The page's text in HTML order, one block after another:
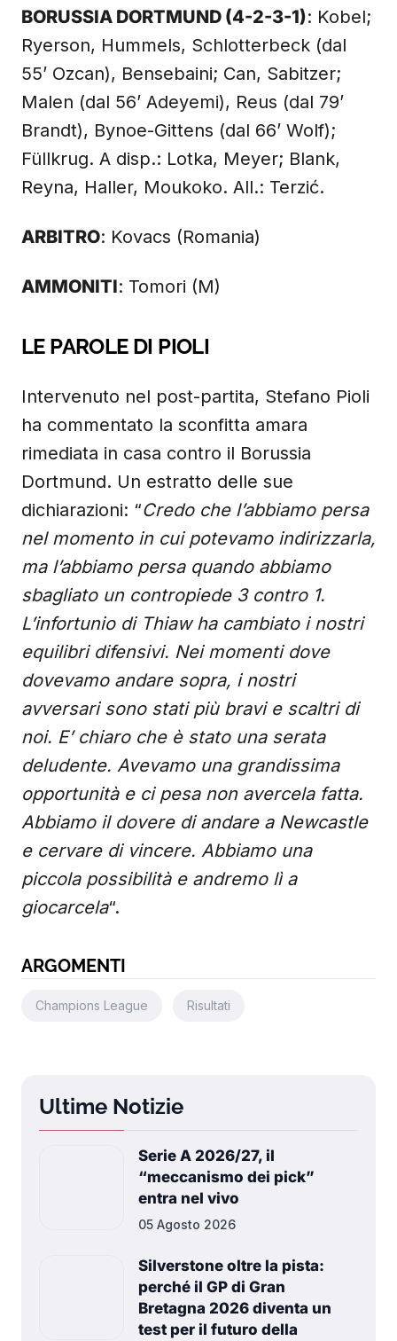
BORUSSIA DORTMUND (4-2-3-1): Kobel;
Ryerson, Hummels, Schlotterbeck (dal
55’ Ozcan), Bensebaini; Can, Sabitzer;
Malen (dal 56’ Adeyemi), Reus (dal 79’
Brandt), Bynoe-Gittens (dal 66’ Wolf);
Füllkrug. A disp.: Lotka, Meyer; Blank,
Reyna, Haller, Moukoko. All.: Terzić.
ARBITRO: Kovacs (Romania)
AMMONITI: Tomori (M)
LE PAROLE DI PIOLI
Intervenuto nel post-partita, Stefano Pioli
ha commentato la sconfitta amara
rimediata in casa contro il Borussia
Dortmund. Un estratto delle sue
dichiarazioni: “Credo che l’abbiamo persa
nel momento in cui potevamo indirizzarla,
ma l’abbiamo persa quando abbiamo
sbagliato un contropiede 3 contro 1.
L’infortunio di Thiaw ha cambiato i nostri
equilibri difensivi. Nei momenti dove
dovevamo andare sopra, i nostri
avversari sono stati più bravi e scaltri di
noi. E’ chiaro che è stato una serata
deludente. Avevamo una grandissima
opportunità e ci pesa non avercela fatta.
Abbiamo il dovere di andare a Newcastle
e cervare di vincere. Abbiamo una
piccola possibilità e andremo lì a
giocarcela“.
ARGOMENTI
Champions League Risultati
Ultime Notizie
Serie A 2026/27, il
“meccanismo dei pick”
entra nel vivo
05 Agosto 2026
Silverstone oltre la pista:
perché il GP di Gran
Bretagna 2026 diventa un
test per il futuro della